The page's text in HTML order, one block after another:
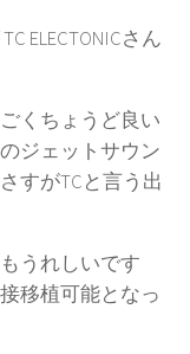
ELECTONICさん
くちょうど良い
ジェットサウン
すがTCと言う出
うれしいです
移植可能となっ